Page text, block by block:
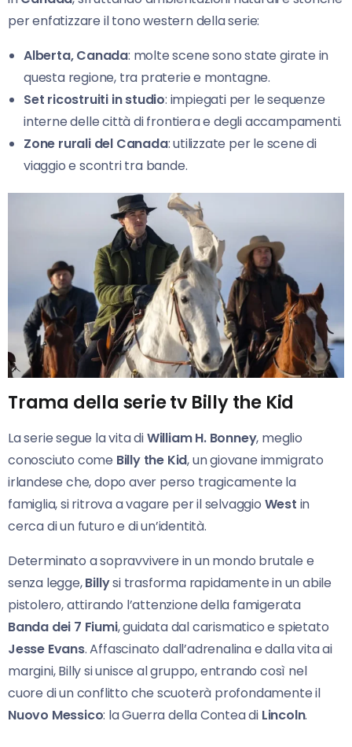
per enfatizzare il tono western della serie:
Alberta, Canada: molte scene sono state girate in
questa regione, tra praterie e montagne.
Set ricostruiti in studio: impiegati per le sequenze
interne delle città di frontiera e degli accampamenti.
Zone rurali del Canada: utilizzate per le scene di
viaggio e scontri tra bande.
Trama della serie tv Billy the Kid
La serie segue la vita diWilliam H. Bonney, meglio
conosciuto come Billy the Kid, un giovane immigrato
irlandese che, dopo aver perso tragicamente la
famiglia, si ritrova a vagare per il selvaggio West in
cerca di un futuro e di un’identità.
Determinato a sopravvivere in un mondo brutale e
senza legge,Billysi trasforma rapidamente in un abile
pistolero, attirando l’attenzione della famigerata
Banda dei 7 Fiumi, guidata dal carismatico e spietato
Jesse Evans. Affascinato dall’adrenalina e dalla vita ai
margini, Billy si unisce al gruppo, entrando così nel
cuore di un conflitto che scuoterà profondamente il
Nuovo Messico: la Guerra della Contea di Lincoln.